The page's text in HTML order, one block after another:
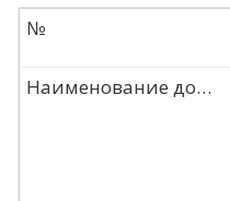
№
Наименование документа